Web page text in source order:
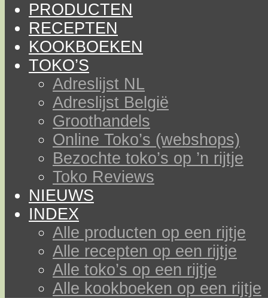
PRODUCTEN
RECEPTEN
KOOKBOEKEN
TOKO’S
Adreslijst NL
Adreslijst België
Groothandels
Online Toko’s (webshops)
Bezochte toko’s op ’n rijtje
Toko Reviews
NIEUWS
INDEX
Alle producten op een rijtje
Alle recepten op een rijtje
Alle toko’s op een rijtje
Alle kookboeken op een rijtje